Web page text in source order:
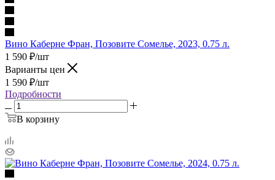
Вино Каберне Фран, Позовите Сомелье, 2023, 0.75 л.
1 590 ₽/шт
Варианты цен
1 590 ₽/шт
Подробности
В корзину